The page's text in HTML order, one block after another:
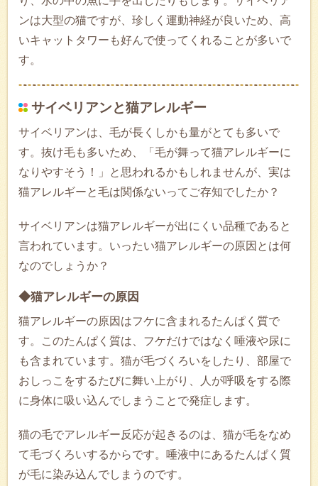
ンは大型の猫ですが、珍しく運動神経が良いため、高
いキャットタワーも好んで使ってくれることが多いで
す。
サイベリアンと猫アレルギー
サイベリアンは、毛が長くしかも量がとても多いで
す。抜け毛も多いため、「毛が舞って猫アレルギーに
なりやすそう！」と思われるかもしれませんが、実は
猫アレルギーと毛は関係ないってご存知でしたか？
サイベリアンは猫アレルギーが出にくい品種であると
言われています。いったい猫アレルギーの原因とは何
なのでしょうか？
◆猫アレルギーの原因
猫アレルギーの原因はフケに含まれるたんぱく質で
す。このたんぱく質は、フケだけではなく唾液や尿に
も含まれています。猫が毛づくろいをしたり、部屋で
おしっこをするたびに舞い上がり、人が呼吸をする際
に身体に吸い込んでしまうことで発症します。
猫の毛でアレルギー反応が起きるのは、猫が毛をなめ
て毛づくろいするからです。唾液中にあるたんぱく質
が毛に染み込んでしまうのです。